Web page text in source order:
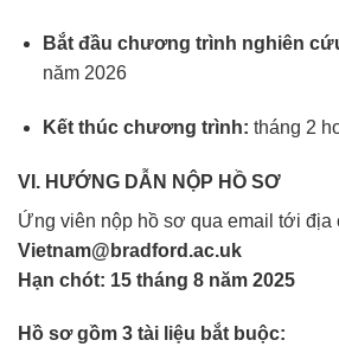
Bắt đầu chương trình nghiên
năm 2026
Kết thúc chương trình: tháng 2
VI. HƯỚNG DẪN NỘP HỒ SƠ
Ứng viên nộp hồ sơ qua email tới địa
Vietnam@bradford.ac.uk
Hạn chót: 15 tháng 8 năm 2025
Hồ sơ gồm 3 tài liệu bắt buộc: